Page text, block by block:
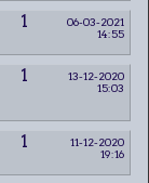
1
06-03-2021
14:55
1
13-12-2020
15:03
1
11-12-2020
19:16